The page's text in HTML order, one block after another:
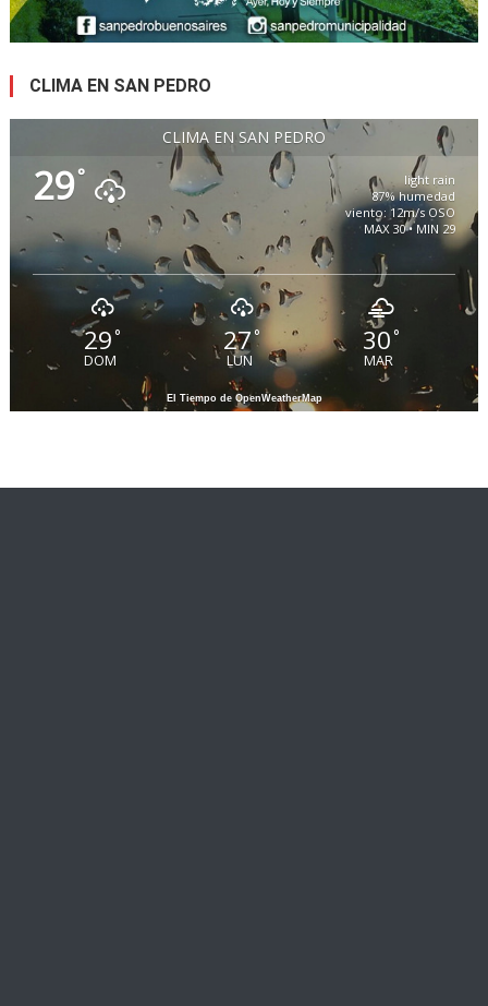
CLIMA EN SAN PEDRO
CLIMA EN SAN PEDRO
29°
light rain
87% humedad
viento: 12m/s OSO
MAX 30 • MIN 29
29°
DOM
27 °
LUN
30°
MAR
El Tiempo de OpenWeatherMap